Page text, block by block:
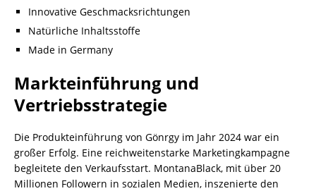
Innovative Geschmacksrichtungen
Natürliche Inhaltsstoffe
Made in Germany
Markteinführung und
Vertriebsstrategie
Die Produkteinführung von Gönrgy im Jahr 2024 war ein
großer Erfolg. Eine reichweitenstarke Marketingkampagne
begleitete den Verkaufsstart. MontanaBlack, mit über 20
Millionen Followern in sozialen Medien, inszenierte den